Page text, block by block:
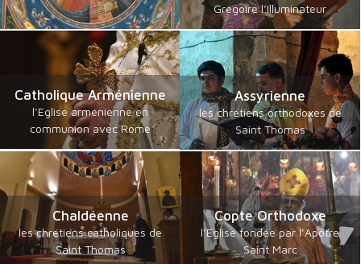
Grégoire l’Illuminateur
Catholique Arménienne
l’Eglise arménienne en
communion avec Rome
Assyrienne
les chrétiens orthodoxes de
Saint Thomas
Chaldéenne
les chrétiens catholiques de
Saint Thomas
Copte Orthodoxe
l’Eglise fondée par l’Apôtre
Saint Marc